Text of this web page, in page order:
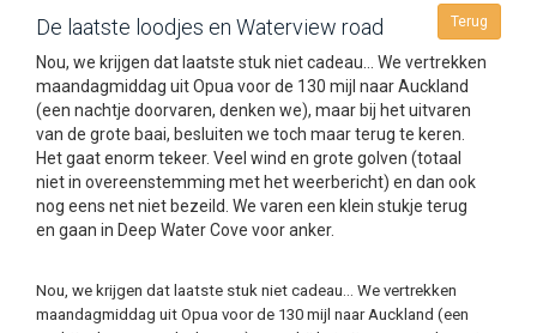
Terug
De laatste loodjes en Waterview road
Nou, we krijgen dat laatste stuk niet cadeau… We vertrekken
maandagmiddag uit Opua voor de 130 mijl naar Auckland
(een nachtje doorvaren, denken we), maar bij het uitvaren
van de grote baai, besluiten we toch maar terug te keren.
Het gaat enorm tekeer. Veel wind en grote golven (totaal
niet in overeenstemming met het weerbericht) en dan ook
nog eens net niet bezeild. We varen een klein stukje terug
en gaan in Deep Water Cove voor anker.
Nou, we krijgen dat laatste stuk niet cadeau… We vertrekken
maandagmiddag uit Opua voor de 130 mijl naar Auckland (een